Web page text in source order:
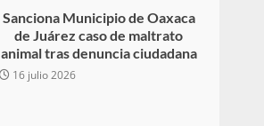
Sanciona Municipio de Oaxaca
de Juárez caso de maltrato
animal tras denuncia ciudadana
16 julio 2026